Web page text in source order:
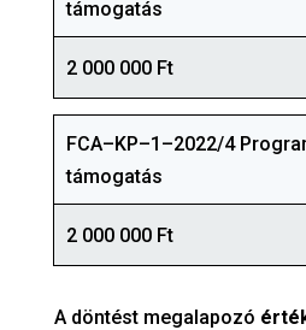
támogatás
2 000 000 Ft
FCA–KP–1–2022/4
támogatás
2 000 000 Ft
A döntést megalapozó